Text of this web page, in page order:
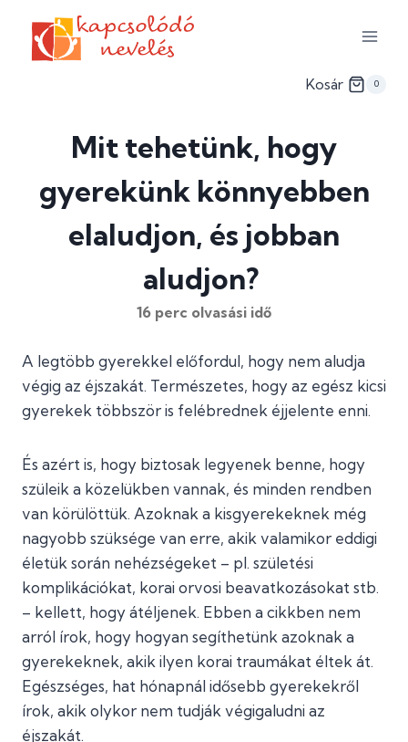
content
Kosár 0
Mit tehetünk, hogy
gyerekünk könnyebben
elaludjon, és jobban
aludjon?
16 perc olvasási idő
A legtöbb gyerekkel előfordul, hogy nem aludja
végig az éjszakát. Természetes, hogy az egész kicsi
gyerekek többször is felébrednek éjjelente enni.
És azért is, hogy biztosak legyenek benne, hogy
szüleik a közelükben vannak, és minden rendben
van körülöttük. Azoknak a kisgyerekeknek még
nagyobb szüksége van erre, akik valamikor eddigi
életük során nehézségeket – pl. születési
komplikációkat, korai orvosi beavatkozásokat stb.
– kellett, hogy átéljenek. Ebben a cikkben nem
arról írok, hogy hogyan segíthetünk azoknak a
gyerekeknek, akik ilyen korai traumákat éltek át.
Egészséges, hat hónapnál idősebb gyerekekről
írok, akik olykor nem tudják végigaludni az
éjszakát.